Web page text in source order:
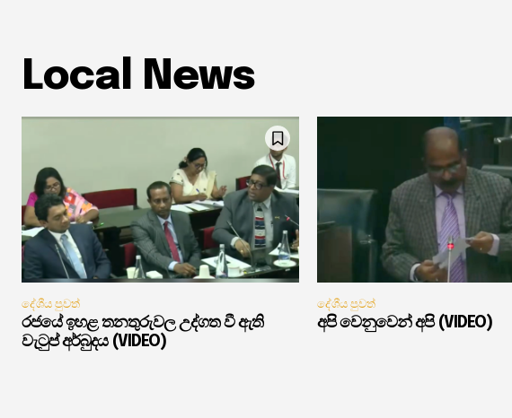
Local News
දේශීය පුවත්
රජයේ ඉහළ තනතුරුවල උද්ගත වී ඇති
වැටුප් අර්බුදය (VIDEO)
දේශීය පුවත්
අපි වෙනුවෙන් අපි (VIDEO)